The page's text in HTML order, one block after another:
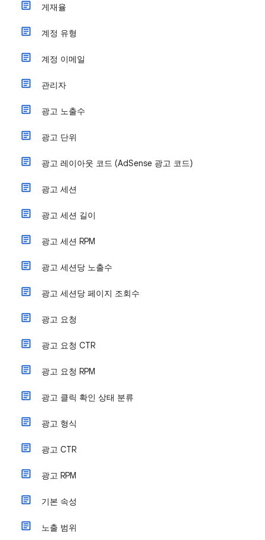
게재율
계정 유형
계정 이메일
관리자
광고 노출수
광고 단위
광고 레이아웃 코드 (AdSense 광고 코드)
광고 세션
광고 세션 길이
광고 세션 RPM
광고 세션당 노출수
광고 세션당 페이지 조회수
광고 요청
광고 요청 CTR
광고 요청 RPM
광고 클릭 확인 상태 분류
광고 형식
광고 CTR
광고 RPM
기본 속성
노출 범위